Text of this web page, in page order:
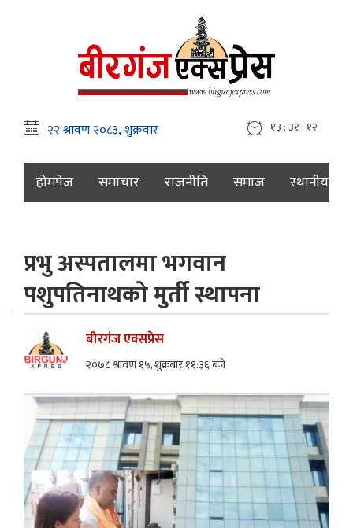
१३ : ३१ : १३
होमपेज समाचार राजनीति समाज स्थानीय
प्रभु अस्पतालमा भगवान
पशुपतिनाथको मुर्ती स्थापना
बीरगंज एक्सप्रेस
२०७८ श्रावण १५, शुक्रबार ११:३६ बजे